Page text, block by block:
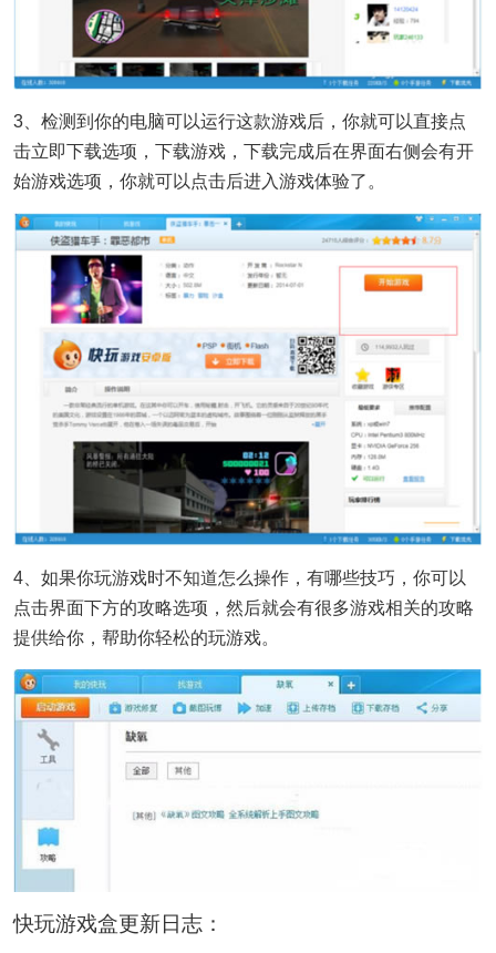
3、检测到你的电脑可以运行这款游戏后，你就可以直接点
击立即下载选项，下载游戏，下载完成后在界面右侧会有开
始游戏选项，你就可以点击后进入游戏体验了。
4、如果你玩游戏时不知道怎么操作，有哪些技巧，你可以
点击界面下方的攻略选项，然后就会有很多游戏相关的攻略
提供给你，帮助你轻松的玩游戏。
快玩游戏盒更新日志：